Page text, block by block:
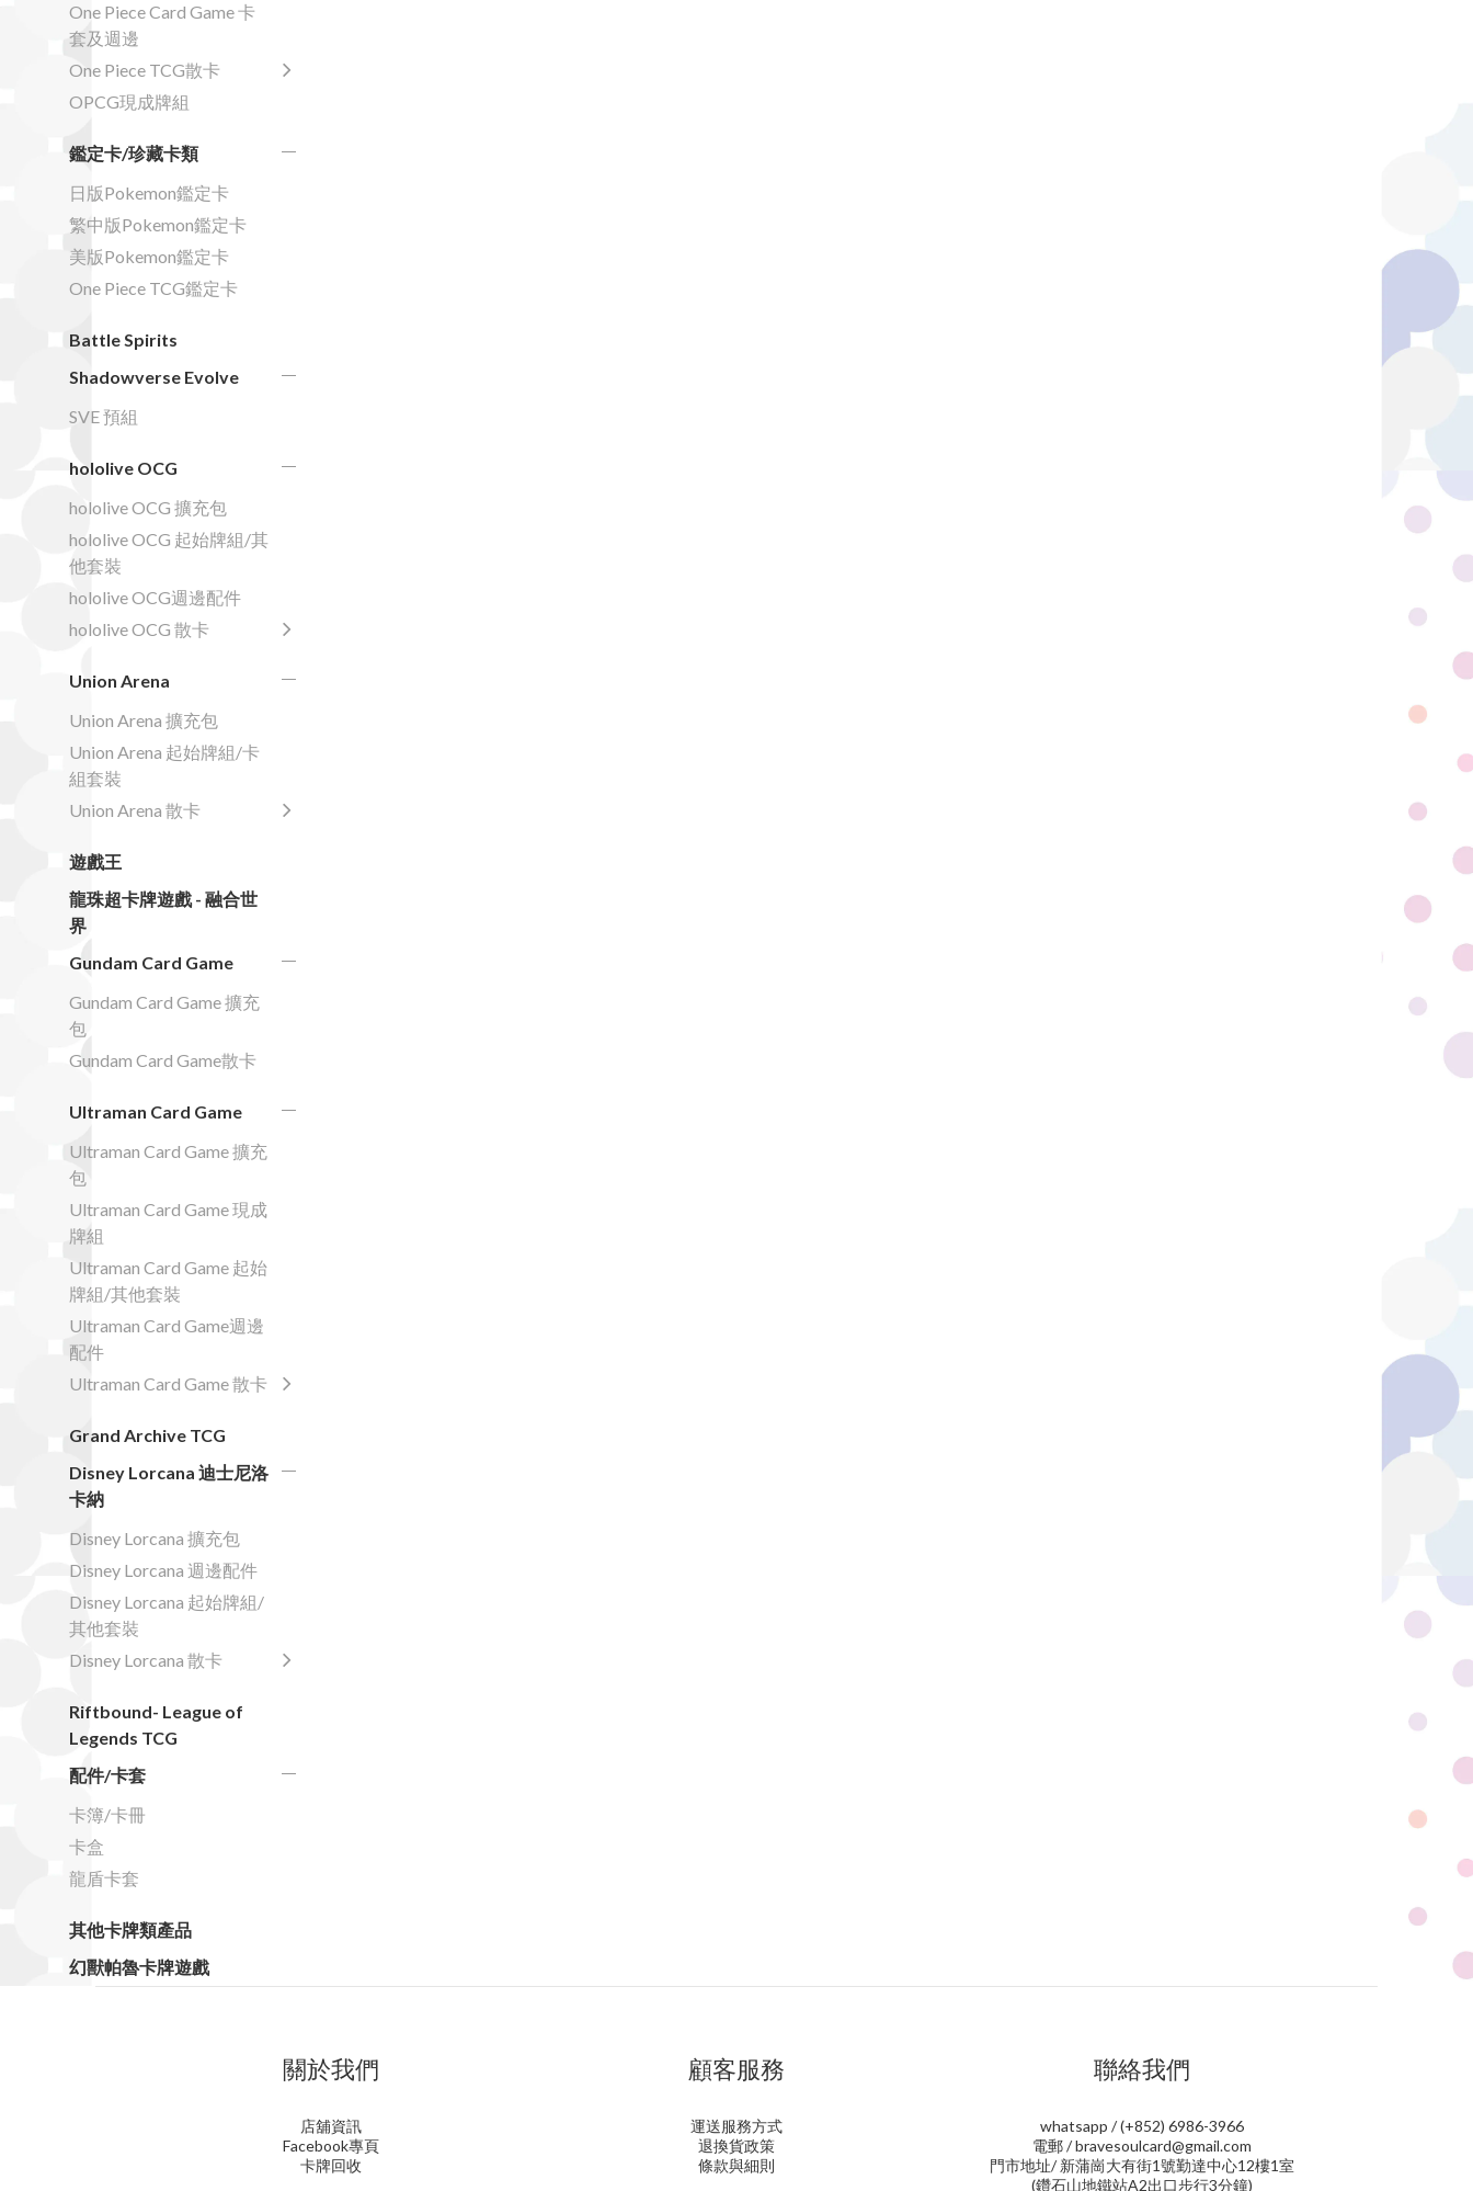
One Piece Card Game 卡
套及週邊
One Piece TCG散卡
OPCG現成牌組
鑑定卡/珍藏卡類
日版Pokemon鑑定卡
繁中版Pokemon鑑定卡
美版Pokemon鑑定卡
One Piece TCG鑑定卡
Battle Spirits
Shadowverse Evolve
SVE 預組
hololive OCG
hololive OCG 擴充包
hololive OCG 起始牌組/其
他套裝
hololive OCG週邊配件
hololive OCG 散卡
Union Arena
Union Arena 擴充包
Union Arena 起始牌組/卡
組套裝
Union Arena 散卡
遊戲王
龍珠超卡牌遊戲 - 融合世
界
Gundam Card Game
Gundam Card Game 擴充
包
Gundam Card Game散卡
Ultraman Card Game
Ultraman Card Game 擴充
包
Ultraman Card Game 現成
牌組
Ultraman Card Game 起始
牌組/其他套裝
Ultraman Card Game週邊
配件
Ultraman Card Game 散卡
Grand Archive TCG
Disney Lorcana 迪士尼洛
卡納
Disney Lorcana 擴充包
Disney Lorcana 週邊配件
Disney Lorcana 起始牌組/
其他套裝
Disney Lorcana 散卡
Riftbound- League of
Legends TCG
配件/卡套
卡簿/卡冊
卡盒
龍盾卡套
其他卡牌類產品
幻獸帕魯卡牌遊戲
關於我們
店舖資訊
Facebook專頁
卡牌回收
顧客服務
運送服務方式
退換貨政策
條款與細則
聯絡我們
whatsapp / (+852) 6986-3966
電郵 / bravesoulcard@gmail.com
門市地址/ 新蒲崗大有街1號勤達中心12樓1室
(鑽石山地鐵站A2出口步行3分鐘)